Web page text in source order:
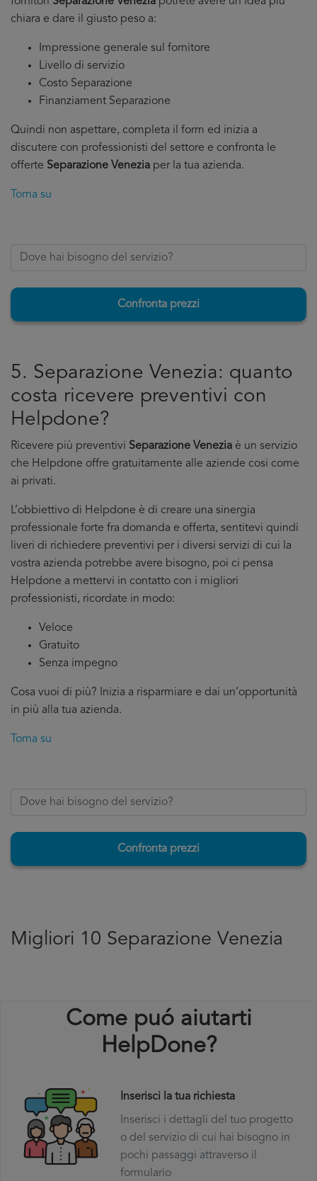
chiara e dare il giusto peso a:
Impressione generale sul fornitore
Livello di servizio
Costo Separazione
Finanziament Separazione
Quindi non aspettare, completa il form ed inizia a
discutere con professionisti del settore e confronta le
offerte Separazione Venezia per la tua azienda.
Torna su
Confronta prezzi
5. Separazione Venezia: quanto
costa ricevere preventivi con
Helpdone?
Ricevere più preventivi Separazione Venezia è un servizio
che Helpdone offre gratuitamente alle aziende cosi come
ai privati.
L’obbiettivo di Helpdone è di creare una sinergia
professionale forte fra domanda e offerta, sentitevi quindi
liveri di richiedere preventivi per i diversi servizi di cui la
vostra azienda potrebbe avere bisogno, poi ci pensa
Helpdone a mettervi in contatto con i migliori
professionisti, ricordate in modo:
Veloce
Gratuito
Senza impegno
Cosa vuoi di più? Inizia a risparmiare e dai un’opportunità
in più alla tua azienda.
Torna su
Confronta prezzi
Migliori 10 Separazione Venezia
Come puó aiutarti
HelpDone?
Inserisci la tua richiesta
Inserisci i dettagli del tuo progetto
o del servizio di cui hai bisogno in
pochi passaggi attraverso il
formulario